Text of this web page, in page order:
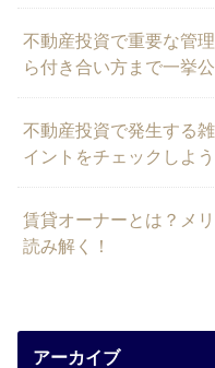
不動産投資で重要な管
ら付き合い方まで一挙公
不動産投資で発生する
イントをチェックしよう
賃貸オーナーとは？メ
読み解く！
アーカイブ